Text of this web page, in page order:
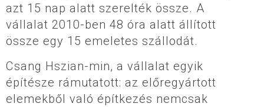
azt 15 nap alatt szerelték össze. A
vállalat 2010-ben 48 óra alatt állított
össze egy 15 emeletes szállodát.
Csang Hszian-min, a vállalat egyik
építésze rámutatott: az előregyártott
elemekből való építkezés nemcsak